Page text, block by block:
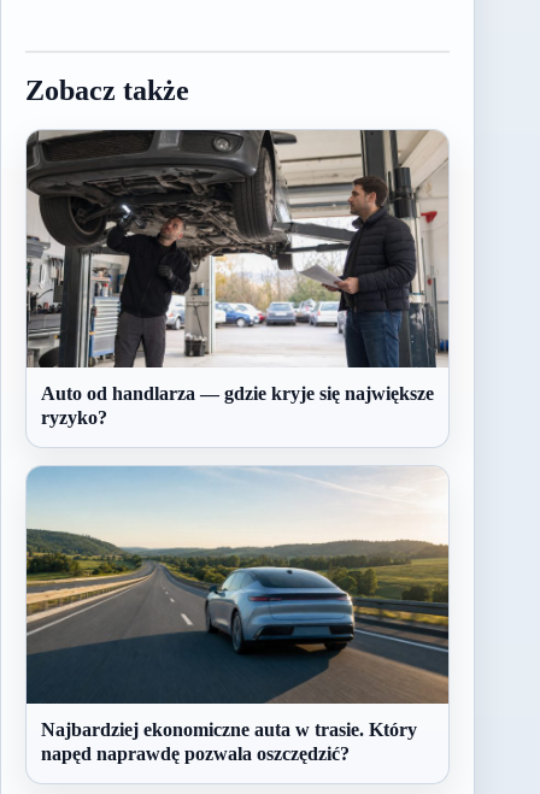
Zobacz także
Auto od handlarza — gdzie kryje się największe
ryzyko?
Najbardziej ekonomiczne auta w trasie. Który
napęd naprawdę pozwala oszczędzić?